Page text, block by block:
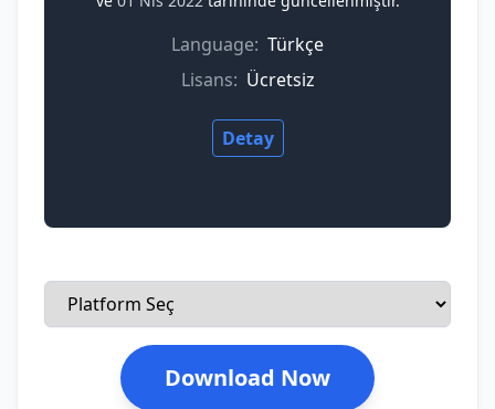
Language: Türkçe
Lisans: Ücretsiz
Detay
Download Now